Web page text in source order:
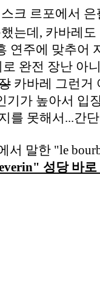
크 르포에서
는데, 카바레
연주에 맞추어
완전 장난 아
카바레 그런거
기가 높아서 입
를 못해서...간
서 말한 "le
성당 바